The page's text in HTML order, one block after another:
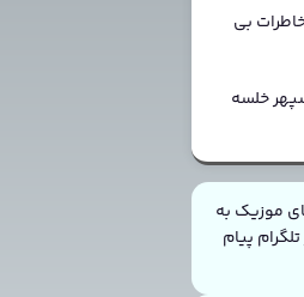
بی
خلسه
موزیک به
پیام